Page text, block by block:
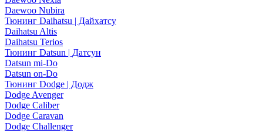
Daewoo Nubira
Тюнинг Daihatsu | Дайхатсу
Daihatsu Altis
Daihatsu Terios
Тюнинг Datsun | Датсун
Datsun mi-Do
Datsun on-Do
Тюнинг Dodge | Додж
Dodge Avenger
Dodge Caliber
Dodge Caravan
Dodge Challenger